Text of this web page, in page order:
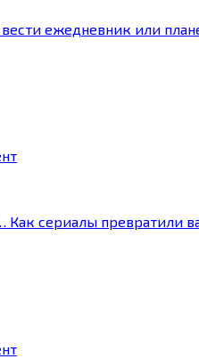
ежедневник или
Как сериалы превратили